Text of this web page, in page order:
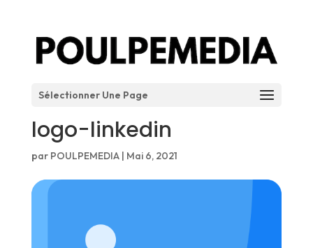
Sélectionner Une Page
logo-linkedin
par POULPEMEDIA| Mai 6, 2021